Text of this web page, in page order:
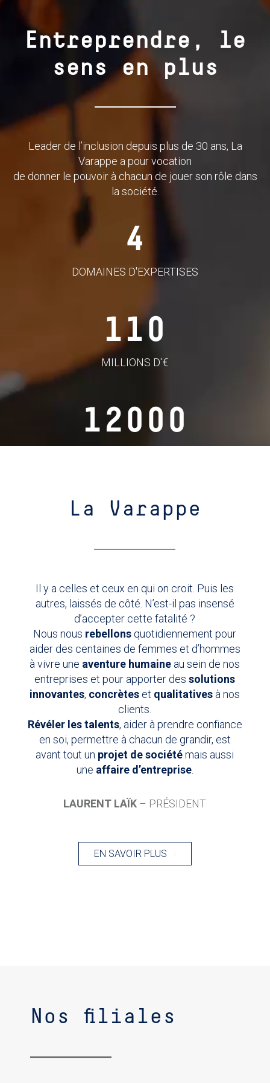
Entreprendre, le
sens en plus
Leader de l’inclusion depuis plus de 30 ans, La
Varappe a pour vocation
de donner le pouvoir à chacun de jouer son rôle dans
la société.
4
DOMAINES D'EXPERTISES
110
MILLIONS D'€
12000
La Varappe
Il y a celles et ceux en qui on croit. Puis les
autres, laissés de côté. N’est-il pas insensé
d’accepter cette fatalité ?
Nous nous rebellons quotidiennement pour
aider des centaines de femmes et d’hommes
à vivre une aventure humaine au sein de nos
entreprises et pour apporter dessolutions
innovantes, concrètes et qualitatives à nos
clients.
Révéler les talents, aider à prendre confiance
en soi, permettre à chacun de grandir, est
avant tout un projet de sociétémais aussi
une affaire d’entreprise.
LAURENT LAÏK – PRÉSIDENT
EN SAVOIR PLUS
Nos filiales